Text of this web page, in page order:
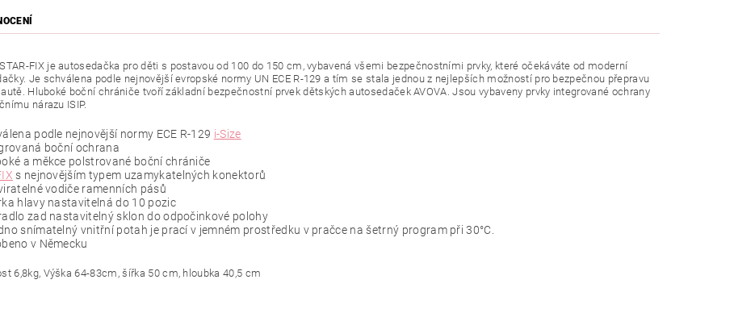
FIX je autosedačka pro děti s postavou od 100 do 150 cm, vybavená všemi bezpečnostními prvky, které očekáváte od moderní
Je schválena podle nejnovější evropské normy UN ECE R-129 a tím se stala jednou z nejlepších možností pro bezpečnou přepravu
Hluboké boční chrániče tvoří základní bezpečnostní prvek dětských autosedaček AVOVA. Jsou vybaveny prvky integrované ochrany
nárazu ISIP.
podle nejnovější normy ECE R-129 i-Size
boční ochrana
a měkce polstrované boční chrániče
s nejnovějším typem uzamykatelných konektorů
vodiče ramenních pásů
hlavy nastavitelná do 10 pozic
zad nastavitelný sklon do odpočinkové polohy
snímatelný vnitřní potah je prací v jemném prostředku v pračce na šetrný program při 30°C.
v Německu
6,8kg, Výška 64-83cm, šířka 50 cm, hloubka 40,5 cm